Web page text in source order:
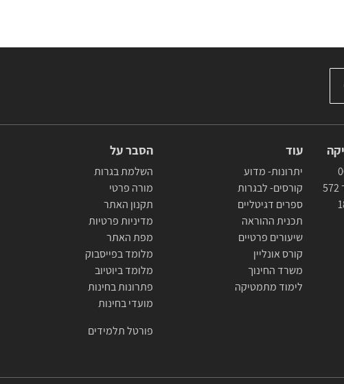
עוד
יתרונות- מדוע
קורסים- לבגרות
ספרים דגיטליים
תכנית ההוראה
שיעורים פרטיים
קורס אונליין
משרד החינוך
לימוד מתמטיקה
הסבר על
השלמת בגרות
מורה פרטי
תקנון האתר
מדיניות פרטיות
מפת האתר
מלומד בפייסבוק
מלומד ביוטיוב
פתרונות בחינות
מועדי בחינות
פורטל תלמידים